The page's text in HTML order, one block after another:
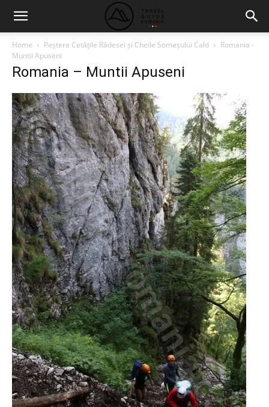
Home Peștera Cetățile Rădesei și Cheile Someșului Cald
Romania -
Muntii Apuseni
Romania – Muntii Apuseni